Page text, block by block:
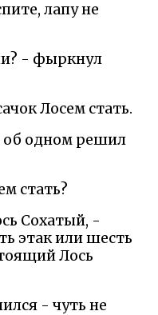
лапу не
- фыркнул
Лосем стать.
об одном решил
стать?
Сохатый, -
этак или шесть
Лось
- чуть не